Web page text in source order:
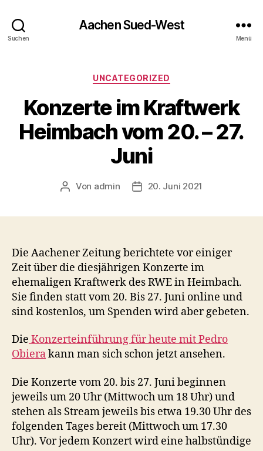
Suchen
Aachen Sued-West
Menü
Kategorien
UNCATEGORIZED
Konzerte im Kraftwerk
Heimbach vom 20. – 27.
Juni
Beitragsautor
Von admin Veröffentlichungsdatum
20. Juni 2021
Die Aachener Zeitung berichtete vor einiger
Zeit über die diesjährigen Konzerte im
ehemaligen Kraftwerk des RWE in Heimbach.
Sie finden statt vom 20. Bis 27. Juni online und
sind kostenlos, um Spenden wird aber gebeten.
Die Konzerteinführung für heute mit Pedro
Obierakann man sich schon jetzt ansehen.
Die Konzerte vom 20. bis 27. Juni beginnen
jeweils um 20 Uhr (Mittwoch um 18 Uhr) und
stehen als Stream jeweils bis etwa 19.30 Uhr des
folgenden Tages bereit (Mittwoch um 17.30
Uhr). Vor jedem Konzert wird eine halbstündige